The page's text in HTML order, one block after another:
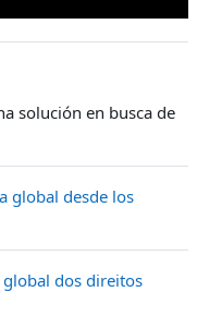
solución en busca de
global desde los
dos direitos